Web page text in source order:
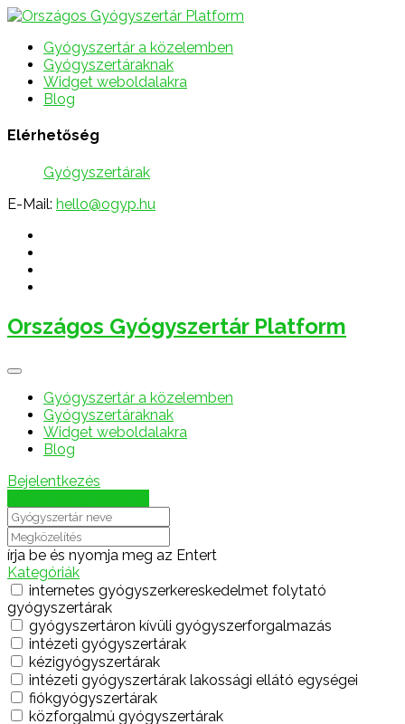
Gyógyszertár a közelemben
Gyógyszertáraknak
Widget weboldalakra
Blog
Elérhetőség
Gyógyszertárak
E-Mail: hello@ogyp.hu
Országos Gyógyszertár Platform
Gyógyszertár a közelemben
Gyógyszertáraknak
Widget weboldalakra
Blog
Bejelentkezés
írja be és nyomja meg az Entert
Kategóriák
internetes gyógyszerkereskedelmet folytató
gyógyszertárak
gyógyszertáron kívüli gyógyszerforgalmazás
intézeti gyógyszertárak
kézigyógyszertárak
intézeti gyógyszertárak lakossági ellátó egységei
fiókgyógyszertárak
közforgalmú gyógyszertárak